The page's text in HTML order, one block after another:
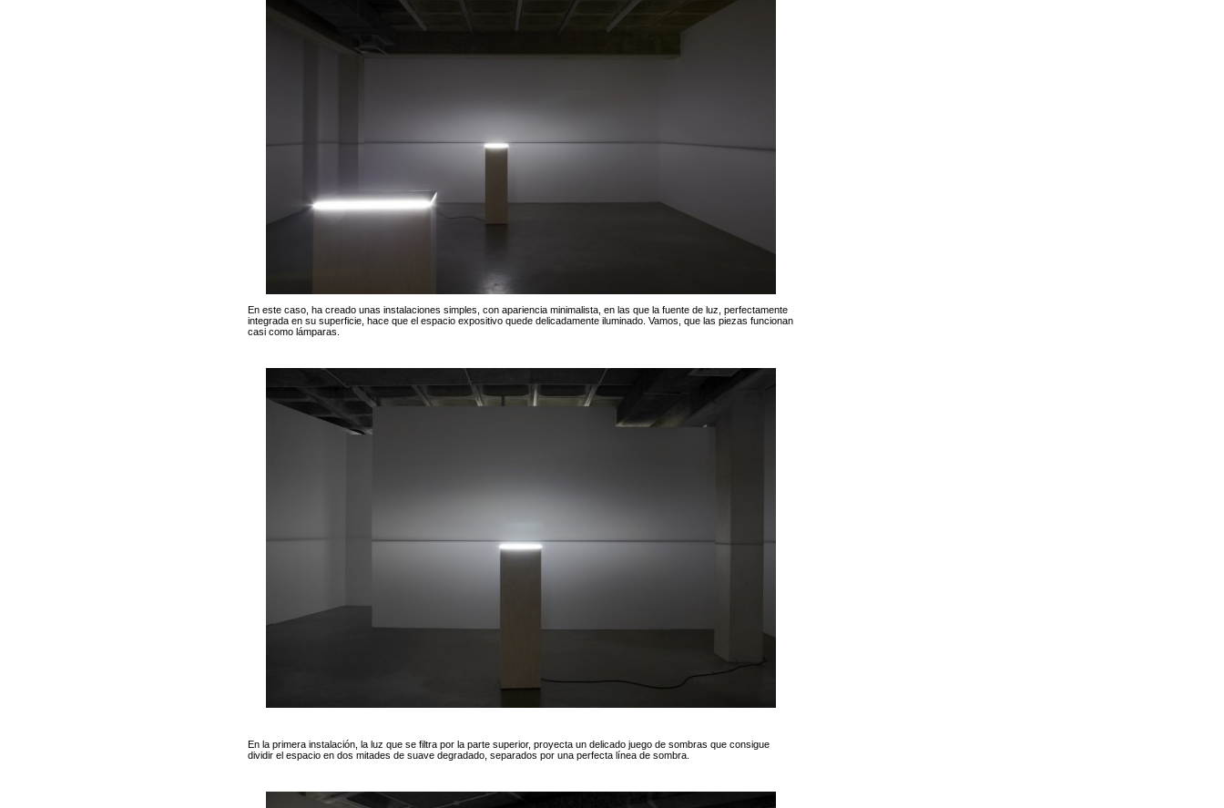
En este caso, ha creado unas instalaciones simples, con apariencia minimalista, en las que la fuente de luz, perfectamente
integrada en su superficie, hace que el espacio expositivo quede delicadamente iluminado. Vamos, que las piezas funcionan
casi como lámparas.
En la primera instalación, la luz que se filtra por la parte superior, proyecta un delicado juego de sombras que consigue
dividir el espacio en dos mitades de suave degradado, separados por una perfecta línea de sombra.